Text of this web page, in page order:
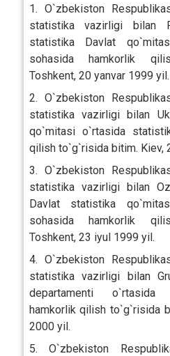
1. O`zbekiston
statistika vazirligi bilan
statistika Davlat
sohasida hamkorlik
Toshkent, 20 yanvar 1999 yil.
2. O`zbekiston
statistika vazirligi bilan
qo`mitasi o`rtasida
qilish to`g`risida bitim. Kiev,
3. O`zbekiston
statistika vazirligi bilan
Davlat statistika
sohasida hamkorlik
Toshkent, 23 iyul 1999 yil.
4. O`zbekiston
statistika vazirligi bilan
departamenti
hamkorlik qilish to`g`risida
2000 yil.
5. O`zbekiston